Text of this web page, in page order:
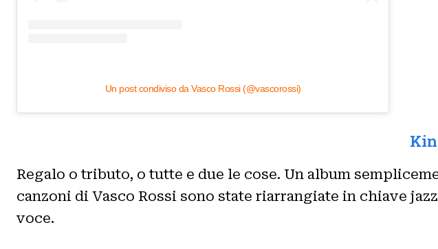
Un post condiviso da Vasco Rossi (@vascorossi)
Regalo o tributo, o tutte e due le cose. Un album
canzoni di Vasco Rossi sono state riarrangiate in chiave
voce.